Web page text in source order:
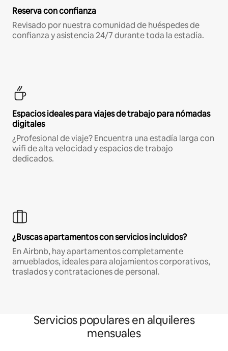
Reserva con confianza
Revisado por nuestra comunidad de huéspedes de
confianza y asistencia 24/7 durante toda la estadía.
Espacios ideales para viajes de trabajo para nómadas
digitales
¿Profesional de viaje? Encuentra una estadía larga con
wifi de alta velocidad y espacios de trabajo
dedicados.
¿Buscas apartamentos con servicios incluidos?
En Airbnb, hay apartamentos completamente
amueblados, ideales para alojamientos corporativos,
traslados y contrataciones de personal.
Servicios populares en alquileres
mensuales